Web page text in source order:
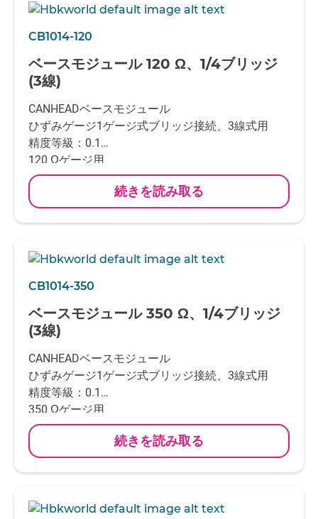
CB1014-120
ベースモジュール 120 Ω、1/4ブリッジ
(3線)
CANHEADベースモジュール
ひずみゲージ1ゲージ式ブリッジ接続、3線式用
精度等級：0.1
120 Ωゲージ用
チャンネル数：10チャンネル接続
上記1チャンネルとは別に温度補償用ひずみゲージ
もしくはPT100
接続チャンネルがあります
ひずみゲージ接続：バネ付きターミナル(ケーブル
径 0.08～0.5mm^2用)
CANバス接続： DeviceNet M12プラグ
CANHEADアンプモジュールCA1030と一緒に使用
続きを読み取る
CB1014-350
ベースモジュール 350 Ω、1/4ブリッジ
(3線)
CANHEADベースモジュール
ひずみゲージ1ゲージ式ブリッジ接続、3線式用
精度等級：0.1
350 Ωゲージ用
チャンネル数：10チャンネル接続
上記1チャンネルとは別に温度補償用ひずみゲージ
もしくはPT100
接続チャンネルがあります
ひずみゲージ接続：バネ付きターミナル(ケーブル
続きを読み取る